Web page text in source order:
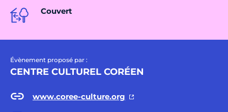
Couvert
Évènement proposé par :
CENTRE CULTUREL CORÉEN
www.coree-culture.org